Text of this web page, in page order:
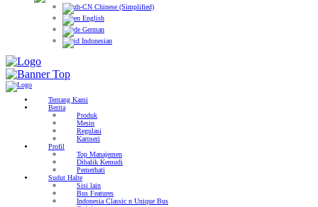
Chinese (Simplified)
English
German
Indonesian
Tentang Kami
Berita
Produk
Mesin
Regulasi
Karoseri
Profil
Top Manajemen
Dibalik Kemudi
Pemerhati
Sudut Halte
Sisi lain
Bus Features
Indonesia Classic n Unique Bus